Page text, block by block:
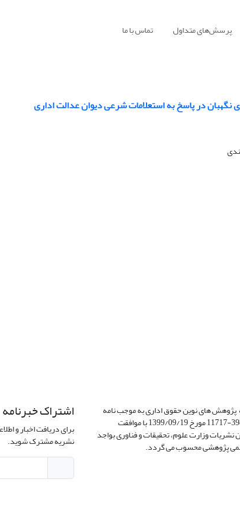
پرسش‌های متداول تماس با ما
نگهبان در پاسخ به استعلامات شرعی دیوان عدالت اداری
پژوهش های نوین حقوق اداری به موجب نامه
شماره 398-11717 مورخ 1399/09/19 با موافقت
وزارت علوم، تحقیقات و فناوری بواجد
پژوهشی محسوب می گردد.
اشتراک خبرنامه
برای دریافت اخبار و
نشریه مشترک شوید.